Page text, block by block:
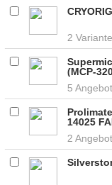
2
(MCP-
5
14025
2